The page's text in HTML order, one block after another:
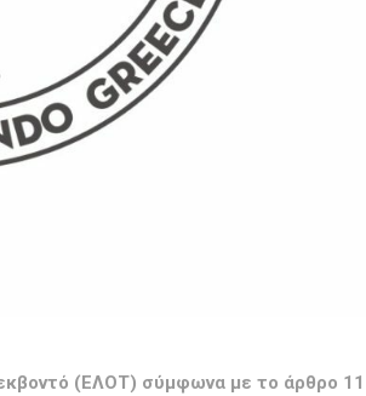
(ΕΛΟΤ) σύμφωνα με το άρθρο 11